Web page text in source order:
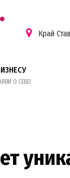
Край
О СЕБЕ!